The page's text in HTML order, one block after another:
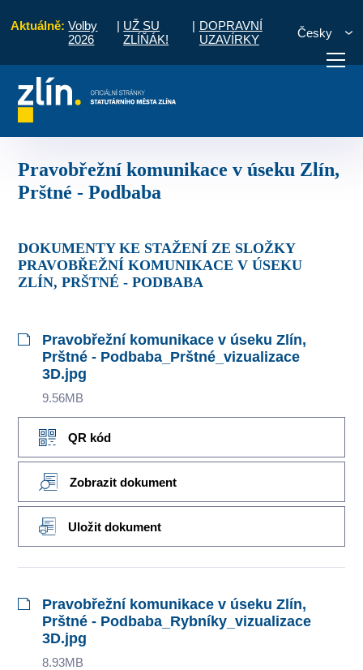
Aktuálně: Volby
2026
| UŽ SU
ZLÍŇÁK!
| DOPRAVNÍ
UZAVÍRKY
Česky
vyřídit Potřebuji zaplatit Diskuzní
Pravobřežní komunikace v úseku Zlín,
Prštné - Podbaba
DOKUMENTY KE STAŽENÍ ZE SLOŽKY
PRAVOBŘEŽNÍ KOMUNIKACE V ÚSEKU
ZLÍN, PRŠTNÉ - PODBABA
Pravobřežní komunikace v úseku Zlín,
Prštné - Podbaba_Prštné_vizualizace
3D.jpg
9.56MB
QR kód
Zobrazit dokument
Uložit dokument
Pravobřežní komunikace v úseku Zlín,
Prštné - Podbaba_Rybníky_vizualizace
3D.jpg
8.93MB